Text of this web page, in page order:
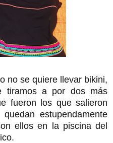
no se quiere llevar bikini,
tiramos a por dos más
fueron los que salieron
estupendamente
ellos en la piscina del